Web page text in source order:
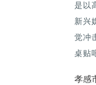
是以
新兴
觉冲
桌贴
孝感